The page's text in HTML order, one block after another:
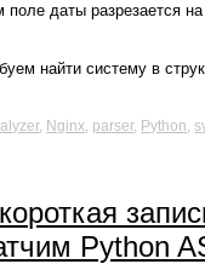
даты разрезается
найти систему в
, Nginx, parser, Python,
Python